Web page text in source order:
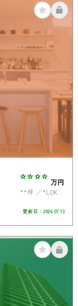
**** 万円
**坪
*LDK
更新日： 2026.07.13